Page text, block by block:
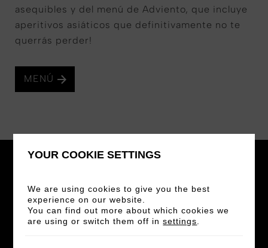
asequibles y del menú de Adviento, que incluye
aperitivos asiáticos que definitivamente no te
querrás perder!
MENÚ
STAY IN THE LOOP
YOUR COOKIE SETTINGS
We are using cookies to give you the best
experience on our website.
You can find out more about which cookies we
are using or switch them off insettings